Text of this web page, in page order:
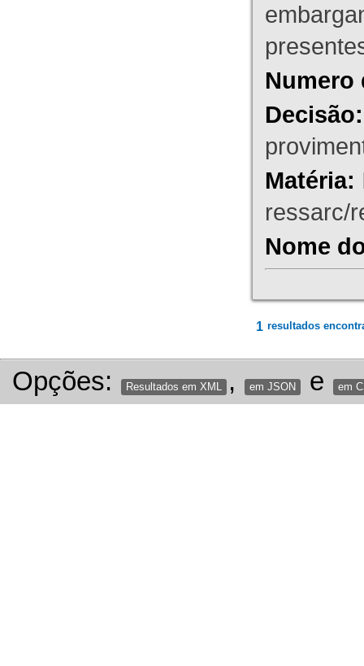
Numero
Decisão:
Matéria:
ressarc/
Nome
1 resultados
Opções: Resultados em XML , em JSON e em